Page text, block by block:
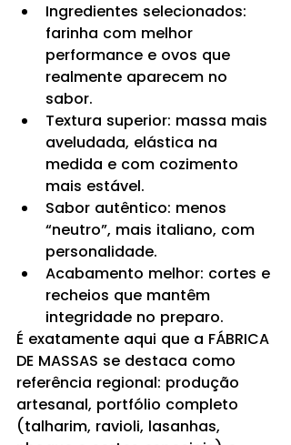
Ingredientes selecionados:
farinha com melhor
performance e ovos que
realmente aparecem no
sabor.
Textura superior: massa mais
aveludada, elástica na
medida e com cozimento
mais estável.
Sabor autêntico: menos
“neutro”, mais italiano, com
personalidade.
Acabamento melhor: cortes e
recheios que mantêm
integridade no preparo.
É exatamente aqui que a FÁBRICA
DE MASSAS se destaca como
referência regional: produção
artesanal, portfólio completo
(talharim, ravioli, lasanhas,